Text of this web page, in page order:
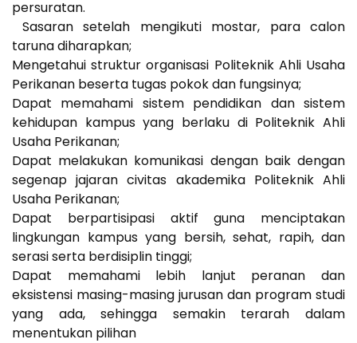
persuratan.
Sasaran setelah mengikuti mostar, para calon
taruna diharapkan;
Mengetahui struktur organisasi Politeknik Ahli Usaha
Perikanan beserta tugas pokok dan fungsinya;
Dapat memahami sistem pendidikan dan sistem
kehidupan kampus yang berlaku di Politeknik Ahli
Usaha Perikanan;
Dapat melakukan komunikasi dengan baik dengan
segenap jajaran civitas akademika Politeknik Ahli
Usaha Perikanan;
Dapat berpartisipasi aktif guna menciptakan
lingkungan kampus yang bersih, sehat, rapih, dan
serasi serta berdisiplin tinggi;
Dapat memahami lebih lanjut peranan dan
eksistensi masing-masing jurusan dan program studi
yang ada, sehingga semakin terarah dalam
menentukan pilihan